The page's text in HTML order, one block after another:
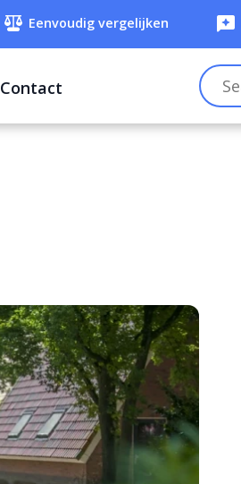
Eenvoudig vergelijken
Contact